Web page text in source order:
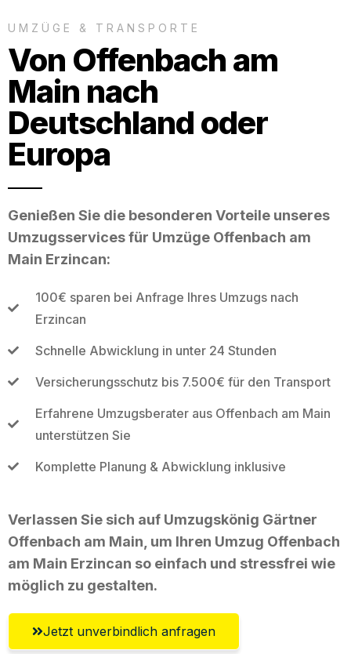
UMZÜGE & TRANSPORTE
Von Offenbach am
Main nach
Deutschland oder
Europa
Genießen Sie die besonderen Vorteile unseres
Umzugsservices für Umzüge Offenbach am
Main Erzincan:
100€ sparen bei Anfrage Ihres Umzugs nach
Erzincan
Schnelle Abwicklung in unter 24 Stunden
Versicherungsschutz bis 7.500€ für den Transport
Erfahrene Umzugsberater aus Offenbach am Main
unterstützen Sie
Komplette Planung & Abwicklung inklusive
Verlassen Sie sich auf Umzugskönig Gärtner
Offenbach am Main, um Ihren Umzug Offenbach
am Main Erzincan so einfach und stressfrei wie
möglich zu gestalten.
Jetzt unverbindlich anfragen